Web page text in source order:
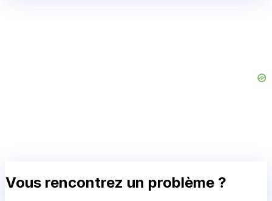
Vous rencontrez un problème ?